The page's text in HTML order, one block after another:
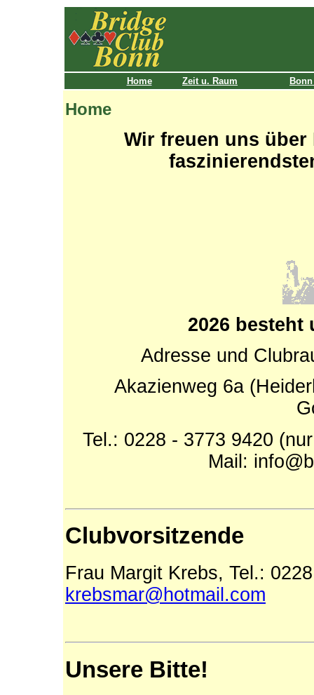
Home Zeit u. Raum
Home
Wir freuen uns
2026 besteht
Adresse und
Akazienweg 6a
Tel.: 0228 - 3773 9420
Mail:
Clubvorsitzende
Frau Margit Krebs, Tel.:
krebsmar@hotmail.com
Unsere Bitte!